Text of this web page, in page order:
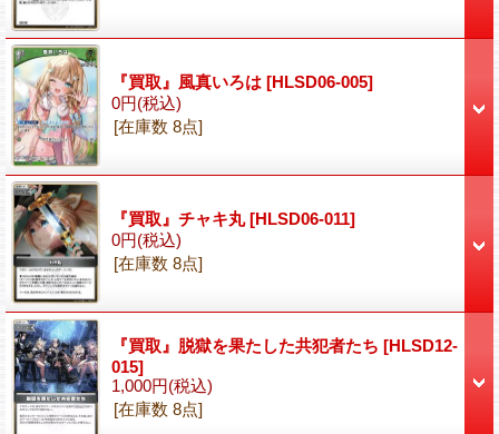
『買取』風真いろは [HLSD06-005]
0円(税込)
[在庫数 8点]
『買取』チャキ丸[HLSD06-011]
0円(税込)
[在庫数 8点]
『買取』脱獄を果たした共犯者たち [HLSD12-
015]
1,000円(税込)
[在庫数 8点]